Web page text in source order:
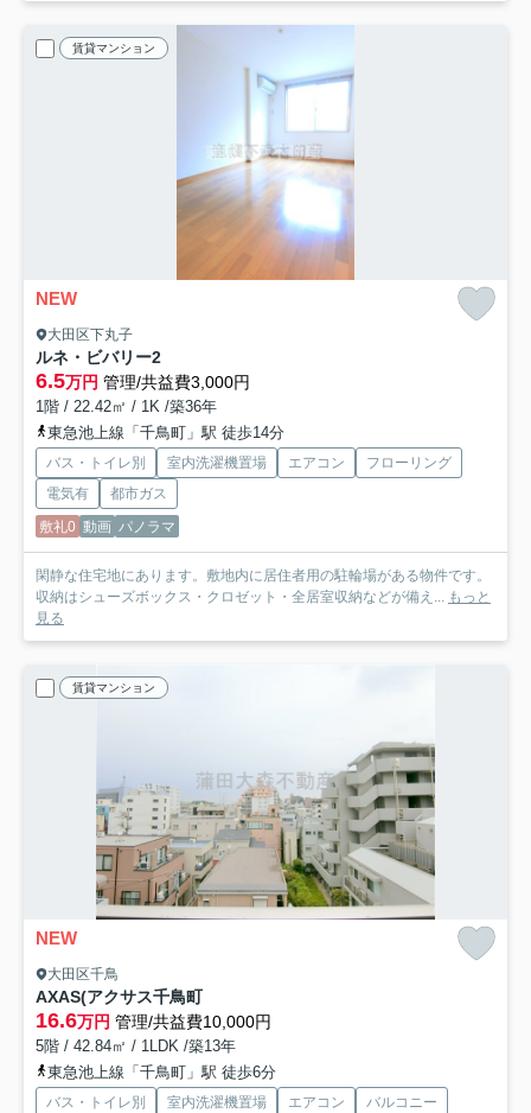
賃貸マンション
NEW
大田区下丸子
ルネ・ビバリー2
6.5万円 管理/共益費3,000円
1階 / 22.42㎡ / 1K /築36年
東急池上線「千鳥町」駅 徒歩14分
バス・トイレ別 室内洗濯機置場 エアコン
フローリング
電気有
都市ガス
敷礼0 動画 パノラマ
閑静な住宅地にあります。敷地内に居住者用の駐輪場がある物件です。
収納はシューズボックス・クロゼット・全居室収納などが備え... もっと
見る
賃貸マンション
NEW
大田区千鳥
AXAS(アクサス千鳥町
16.6万円 管理/共益費10,000円
5階 / 42.84㎡ / 1LDK /築13年
東急池上線「千鳥町」駅 徒歩6分
バス・トイレ別 室内洗濯機置場 エアコン
バルコニー